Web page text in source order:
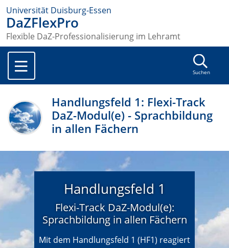
Universität Duisburg-Essen
DaZFlexPro
Flexible DaZ-Professionalisierung im Lehramt
Suchen
Handlungsfeld 1: Flexi-Track
DaZ-Modul(e) - Sprachbildung
in allen Fächern
Handlungsfeld 1
Flexi-Track DaZ-Modul(e):
Sprachbildung in allen Fächern
Mit dem Handlungsfeld 1 (HF1) reagiert